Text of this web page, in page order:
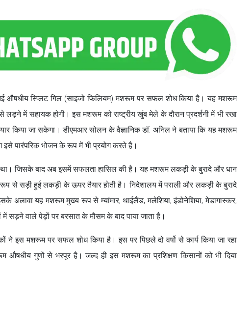
औषधीय स्प्लिट गिल (साइजो फिलियम) मशरूम पर सफल शोध किया है। यह मशरूम
में सहायक होगी। इस मशरूम को राष्ट्रीय खुंब मेले के दौरान प्रदर्शनी में भी रखा
किया जा सकेगा। डीएमआर सोलन के वैज्ञानिक डॉ. अनिल ने बताया कि यह मशरूम
इसे पारंपरिक भोजन के रूप में भी प्रयोग करते है।
था। जिसके बाद अब इसमें सफलता हासिल की है। यह मशरूम लकड़ी के बुरादे और धान
से सड़ी हुई लकड़ी के ऊपर तैयार होती है। निदेशालय में पराली और लकड़ी के बुरादे
अलावा यह मशरूम मुख्य रूप से म्यांमार, थाईलैंड, मलेशिया, इंडोनेशिया, मेडागास्कर,
में सड़ने वाले पेड़ों पर बरसात के मौसम के बाद पाया जाता है।
ने इस मशरूम पर सफल शोध किया है। इस पर पिछले दो वर्षो से कार्य किया जा रहा
गुणों से भरपूर है। जल्द ही इस मशरूम का प्रशिक्षण किसानों को भी दिया